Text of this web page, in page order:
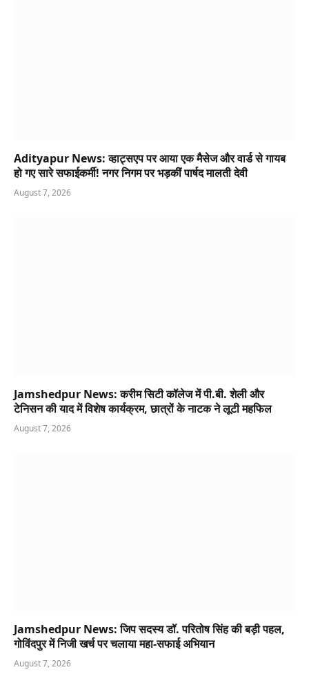
Adityapur News: व्हाट्सएप पर आया एक मैसेज और वार्ड से गायब
हो गए सारे सफाईकर्मी! नगर निगम पर भड़कीं पार्षद मालती देवी
August 7, 2026
Jamshedpur News: करीम सिटी कॉलेज में पी.बी. शेली और
टेनिसन की याद में विशेष कार्यक्रम, छात्रों के नाटक ने लूटी महफिल
August 7, 2026
Jamshedpur News: जिप सदस्य डॉ. परितोष सिंह की बड़ी पहल,
गोविंदपुर में निजी खर्च पर चलाया महा-सफाई अभियान
August 7, 2026